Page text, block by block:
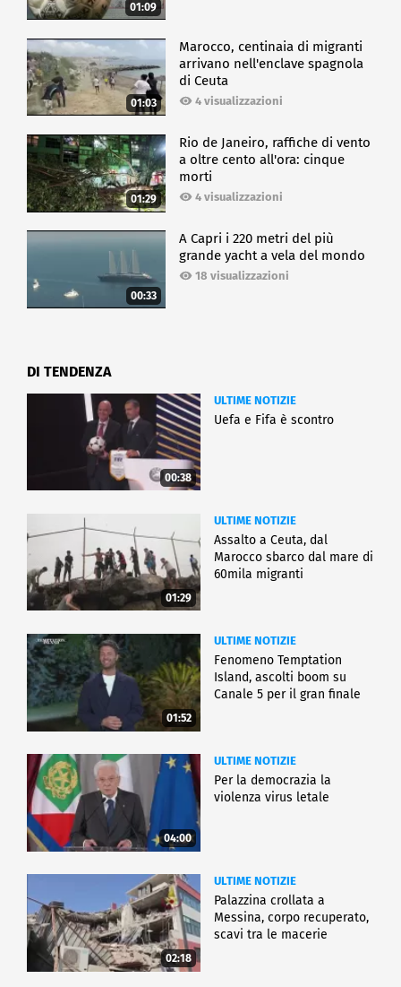
01:09
01:03
Marocco, centinaia di migranti
arrivano nell'enclave spagnola
di Ceuta
4 visualizzazioni
01:29
Rio de Janeiro, raffiche di vento
a oltre cento all'ora: cinque
morti
4 visualizzazioni
00:33
A Capri i 220 metri del più
grande yacht a vela del mondo
18 visualizzazioni
DI TENDENZA
00:38
ULTIME NOTIZIE
Uefa e Fifa è scontro
01:29
ULTIME NOTIZIE
Assalto a Ceuta, dal
Marocco sbarco dal mare di
60mila migranti
01:52
ULTIME NOTIZIE
Fenomeno Temptation
Island, ascolti boom su
Canale 5 per il gran finale
04:00
ULTIME NOTIZIE
Per la democrazia la
violenza virus letale
02:18
ULTIME NOTIZIE
Palazzina crollata a
Messina, corpo recuperato,
scavi tra le macerie